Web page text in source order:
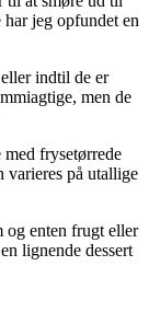
jeg opfundet en
indtil de er
men de
frysetørrede
varieres på utallige
og enten frugt eller
lignende dessert